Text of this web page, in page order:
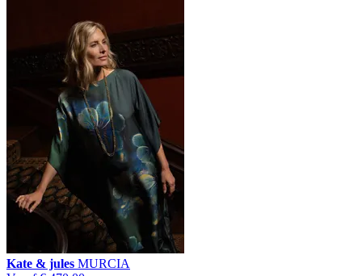
Kate & jules MURCIA